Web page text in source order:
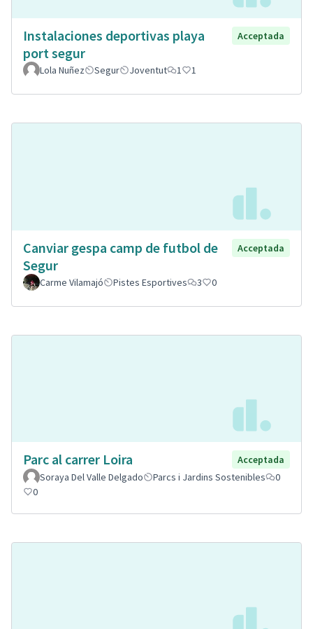
Instalaciones deportivas playa
port segur
Acceptada
Lola Nuñez Segur Joventut 1 1
Canviar gespa camp de futbol de
Segur
Acceptada
Carme Vilamajó Pistes Esportives 3 0
Parc al carrer Loira
Acceptada
Soraya Del Valle Delgado
Parcs i Jardins Sostenibles
0
0